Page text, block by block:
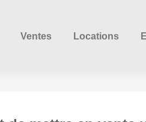
Ventes Locations